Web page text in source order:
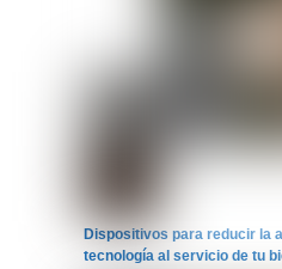
Dispositivos para reducir la
tecnología al servicio de tu